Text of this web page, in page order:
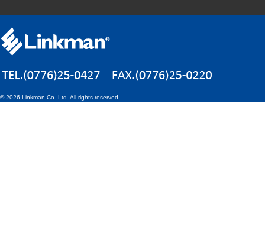
©2026 Linkman Co.,Ltd. All rights reserved.